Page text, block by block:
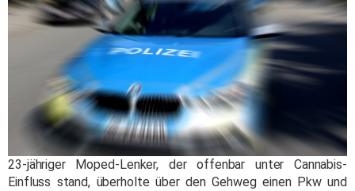
23-jähriger Moped-Lenker, der offenbar unter Cannabis-
Einfluss stand, überholte über den Gehweg einen Pkw und